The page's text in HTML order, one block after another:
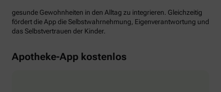
gesunde Gewohnheiten in den Alltag zu integrieren. Gleichzeitig
fördert die App die Selbstwahrnehmung, Eigenverantwortung und
das Selbstvertrauen der Kinder.
Apotheke-App kostenlos